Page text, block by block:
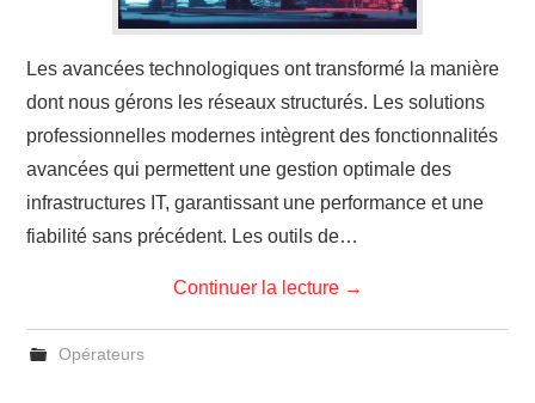
Les avancées technologiques ont transformé la manière
dont nous gérons les réseaux structurés. Les solutions
professionnelles modernes intègrent des fonctionnalités
avancées qui permettent une gestion optimale des
infrastructures IT, garantissant une performance et une
fiabilité sans précédent. Les outils de…
Continuer la lecture →
Opérateurs